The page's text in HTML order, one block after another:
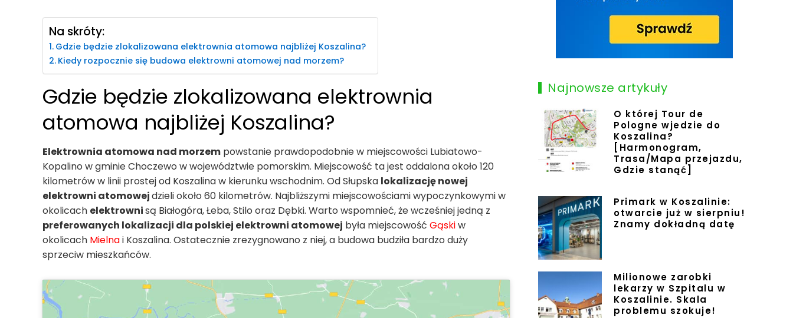
Na skróty:
Gdzie będzie zlokalizowana elektrownia atomowa najbliżej Koszalina?
Kiedy rozpocznie się budowa elektrowni atomowej nad morzem?
Gdzie będzie zlokalizowana elektrownia
atomowa najbliżej Koszalina?
Elektrownia atomowa nad morzem powstanie prawdopodobnie w miejscowości Lubiatowo-
Kopalino w gminie Choczewo w województwie pomorskim. Miejscowość ta jest oddalona około 120
kilometrów w linii prostej od Koszalina w kierunku wschodnim. Od Słupska lokalizację nowej
elektrowni atomowejdzieli około 60 kilometrów. Najbliższymi miejscowościami wypoczynkowymi w
okolicach elektrownisą Białogóra, Łeba, Stilo oraz Dębki. Warto wspomnieć, że wcześniej jedną z
preferowanych lokalizacji dla polskiej elektrowni atomowej była miejscowość Gąskiw
okolicach Mielnai Koszalina. Ostatecznie zrezygnowano z niej, a budowa budziła bardzo duży
sprzeciw mieszkańców.
Najnowsze artykuły
O której Tour de
Pologne wjedzie do
Koszalina?
[Harmonogram,
Trasa/Mapa przejazdu,
Gdzie stanąć]
Primark w Koszalinie:
otwarcie już w sierpniu!
Znamy dokładną datę
Milionowe zarobki
lekarzy w Szpitalu w
Koszalinie. Skala
problemu szokuje!